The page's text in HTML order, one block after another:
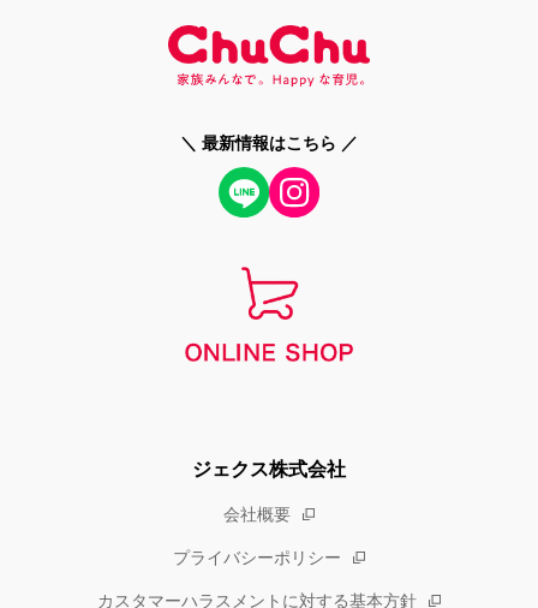
＼ 最新情報はこちら ／
ジェクス株式会社
会社概要
プライバシーポリシー
カスタマーハラスメントに対する基本方針